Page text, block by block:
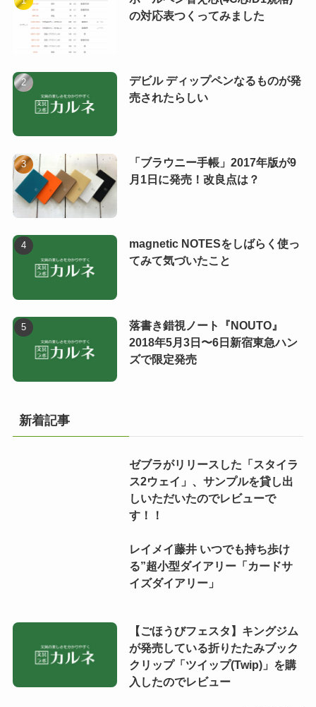
の対応表つくってみました
デビル ディップペンなるものが発
売されたらしい
「ブラウニー手帳」2017年版が9
月1日に発売！改良点は？
magnetic NOTESをしばらく使っ
てみて気づいたこと
落書き錯視ノート『NOUTO』
2018年5月3日〜6日新宿東急ハン
ズで限定発売
新着記事
ゼブラがリリースした「スタイラ
ス2ウェイ」、サンプルを貸し出
しいただいたのでレビューで
す！！
レイメイ藤井 いつでも持ち歩け
る”超小型ダイアリー「カードサ
イズダイアリー」
【ごほうびフェスタ】キングジム
が発売している折りたたみブック
クリップ「ツイップ(Twip)」を購
入したのでレビュー